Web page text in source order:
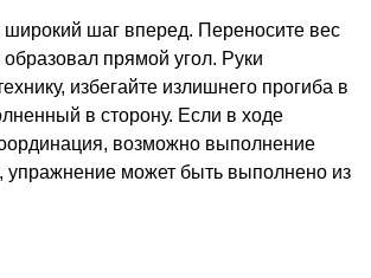
шаг вперед. Переносите вес
образовал прямой угол. Руки
избегайте излишнего прогиба в
в сторону. Если в ходе
возможно выполнение
упражнение может быть выполнено из